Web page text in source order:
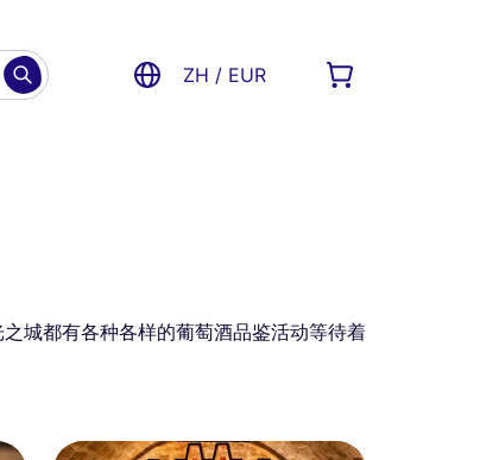
ZH / EUR
城都有各种各样的葡萄酒品鉴活动等待着